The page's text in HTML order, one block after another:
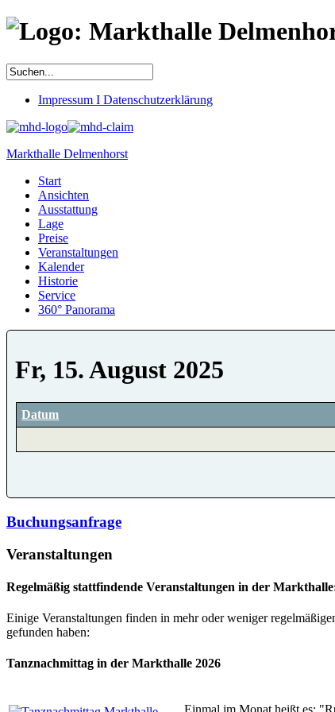
Impressum I Datenschutzerklärung
Markthalle Delmenhorst
Start
Ansichten
Ausstattung
Lage
Preise
Veranstaltungen
Kalender
Historie
Service
360° Panorama
Fr, 15. August 2025
Datum
Buchungsanfrage
Veranstaltungen
Regelmäßig stattfindende Veranstaltungen in der
Einige Veranstaltungen finden in mehr oder weniger
gefunden haben:
Tanznachmittag in der Markthalle 2026
Einmal im Monat heißt es: